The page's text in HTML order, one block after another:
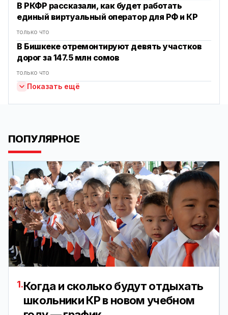
В РКФР рассказали, как будет работать
единый виртуальный оператор для РФ и КР
только что
В Бишкеке отремонтируют девять участков
дорог за 147.5 млн сомов
только что
Показать ещё
ПОПУЛЯРНОЕ
1.Когда и сколько будут отдыхать
школьники КР в новом учебном